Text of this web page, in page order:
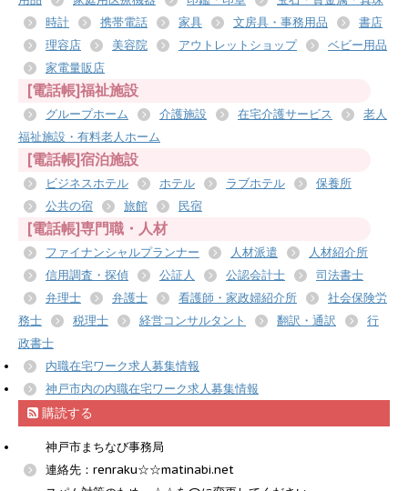
時計
携帯電話 家具 文房具・事務用品
書店
理容店
美容院 アウトレットショップ
ベビー用品
家電量販店
[電話帳]福祉施設
グループホーム 介護施設 在宅介護サービス
老人
福祉施設・有料老人ホーム
[電話帳]宿泊施設
ビジネスホテル ホテル ラブホテル
保養所
公共の宿
旅館 民宿
[電話帳]専門職・人材
ファイナンシャルプランナー 人材派遣
人材紹介所
信用調査・探偵
公証人 公認会計士
司法書士
弁理士
弁護士 看護師・家政婦紹介所
社会保険労
務士
税理士 経営コンサルタント 翻訳・通訳
行
政書士
内職在宅ワーク求人募集情報
神戸市内の内職在宅ワーク求人募集情報
購読する
神戸市まちなび事務局
連絡先：renraku☆☆matinabi.net